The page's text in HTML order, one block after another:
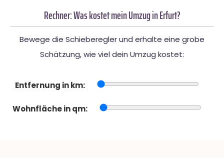
Rechner: Was kostet mein Umzug in Erfurt?
Bewege die Schieberegler und erhalte eine grobe
Schätzung, wie viel dein Umzug kostet:
Entfernung in km:
Wohnfläche in qm: